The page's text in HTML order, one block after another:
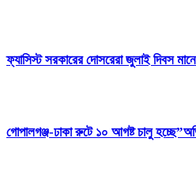
ফ্যাসিস্ট সরকারের দোসরেরা জুলাই দিবস
গোপালগঞ্জ-ঢাকা রুটে ১০ আগষ্ট চালু